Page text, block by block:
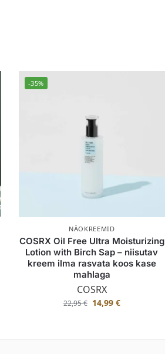
-35%
NÄOKREEMID
COSRX Oil Free Ultra Moisturizing
Lotion with Birch Sap – niisutav
kreem ilma rasvata koos kase
mahlaga
COSRX
22,95€ 14,99 €